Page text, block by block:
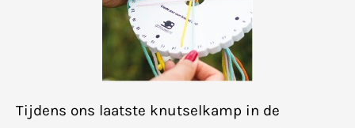
Tijdens ons laatste knutselkamp in de